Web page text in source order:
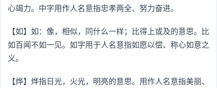
心竭力。中字用作人名意指忠孝两全、努力奋进。
【如】如：像，相似，同什么一样；比得上或及的意思。比
如百闻不如一见。如字用于人名意指如愿以偿、称心如意之
义。
【烨】烨指日光，火光，明亮的意思。用作人名意指美丽、